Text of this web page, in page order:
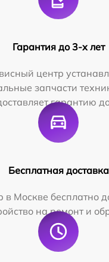
Гарантия до 3-х лет
центр
запчасти
гарантию
Бесплатная доставка
Москве бесплатно
на ремонт и